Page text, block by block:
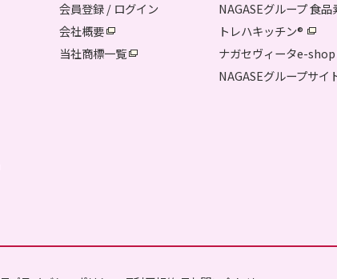
会員登録 / ログイン
会社概要
当社商標一覧
NAGASEグループ 食
トレハキッチン®
ナガセヴィータe-shop
NAGASEグループサイ